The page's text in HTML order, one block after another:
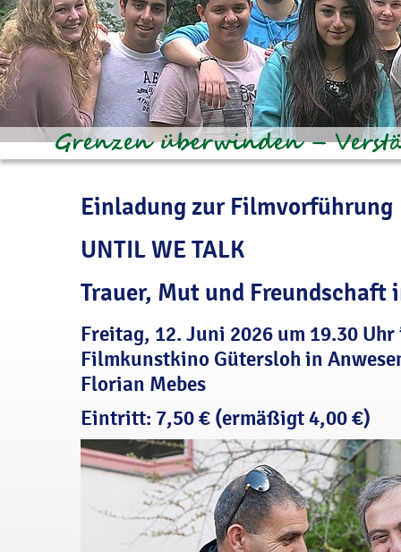
Einladung zur Filmvorführung
UNTIL WE TALK
Trauer, Mut und
Freitag, 12. Juni 2026 um 19.30
Filmkunstkino Gütersloh in
Florian Mebes
Eintritt: 7,50 € (ermäßigt 4,00 €)